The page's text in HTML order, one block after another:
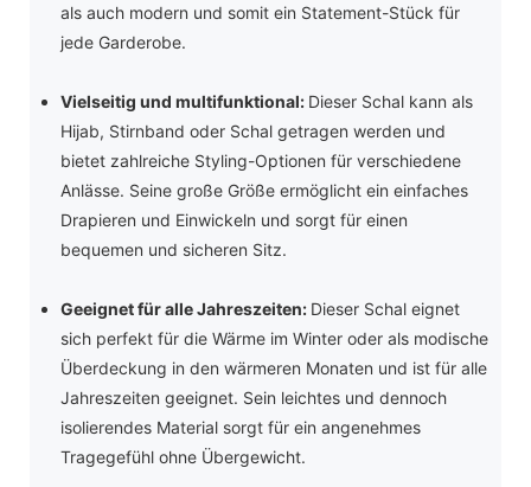
als auch modern und somit ein Statement-Stück für
jede Garderobe.
Vielseitig und multifunktional: Dieser Schal kann als
Hijab, Stirnband oder Schal getragen werden und
bietet zahlreiche Styling-Optionen für verschiedene
Anlässe. Seine große Größe ermöglicht ein einfaches
Drapieren und Einwickeln und sorgt für einen
bequemen und sicheren Sitz.
Geeignet für alle Jahreszeiten: Dieser Schal eignet
sich perfekt für die Wärme im Winter oder als modische
Überdeckung in den wärmeren Monaten und ist für alle
Jahreszeiten geeignet. Sein leichtes und dennoch
isolierendes Material sorgt für ein angenehmes
Tragegefühl ohne Übergewicht.